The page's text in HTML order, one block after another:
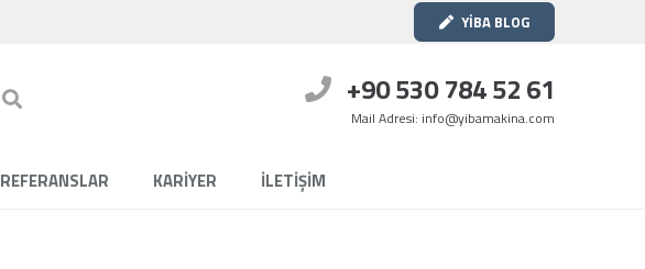
YİBA BLOG
+90 530 784 52 61
Mail Adresi: info@yibamakina.com
REFERANSLAR KARİYER İLETİŞİM